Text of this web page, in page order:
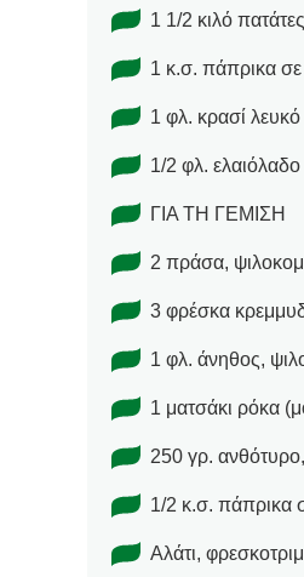
1 1/2 κιλό
1 κ.σ. πάπρικα
1 φλ. κρασί λευκό
1/2 φλ. ελαιόλαδο
ΓΙΑ ΤΗ ΓΕΜΙΣΗ
2 πράσα,
3 φρέσκα
1 φλ. άνηθος,
1 ματσάκι ρόκα
250 γρ.
1/2 κ.σ. πάπρικα
Αλάτι,